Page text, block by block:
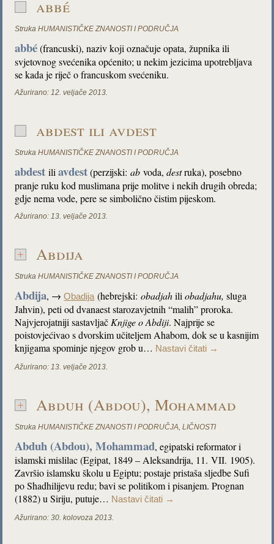
abbé
Struka HUMANISTIČKE ZNANOSTI I PODRUČJA
abbé(francuski), naziv koji označuje opata, župnika ili
svjetovnog svećenika općenito; u nekim jezicima upotrebljava
se kada je riječ o francuskom svećeniku.
Ažurirano: 12. veljače 2013.
abdest ili avdest
Struka HUMANISTIČKE ZNANOSTI I PODRUČJA
abdestiliavdest(perzijski:abvoda,destruka), posebno
pranje ruku kod muslimana prije molitve i nekih drugih obreda;
gdje nema vode, pere se simbolično čistim pijeskom.
Ažurirano: 13. veljače 2013.
Abdija
Struka HUMANISTIČKE ZNANOSTI I PODRUČJA
Abdija, →Obadija (hebrejski:obadjahiliobadjahu, sluga
Jahvin), peti od dvanaest starozavjetnih “malih” proroka.
Najvjerojatniji sastavljač Knjige o Abdiji. Najprije se
poistovjećivao s dvorskim učiteljem Ahabom, dok se u kasnijim
knjigama spominje njegov grob u… Nastavi čitati →
Ažurirano: 13. veljače 2013.
Abduh (Abdou), Mohammad
Struka HUMANISTIČKE ZNANOSTI I PODRUČJA,LIČNOSTI
Abduh (Abdou), Mohammad, egipatski reformator i
islamski mislilac (Egipat, 1849 – Aleksandrija, 11. VII. 1905).
Završio islamsku školu u Egiptu; postaje pristaša sljedbe Sufi
po Shadhilijevu redu; bavi se politikom i pisanjem. Prognan
(1882) u Siriju, putuje… Nastavi čitati →
Ažurirano: 30. kolovoza 2013.